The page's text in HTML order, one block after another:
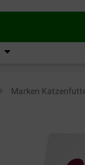
Marken